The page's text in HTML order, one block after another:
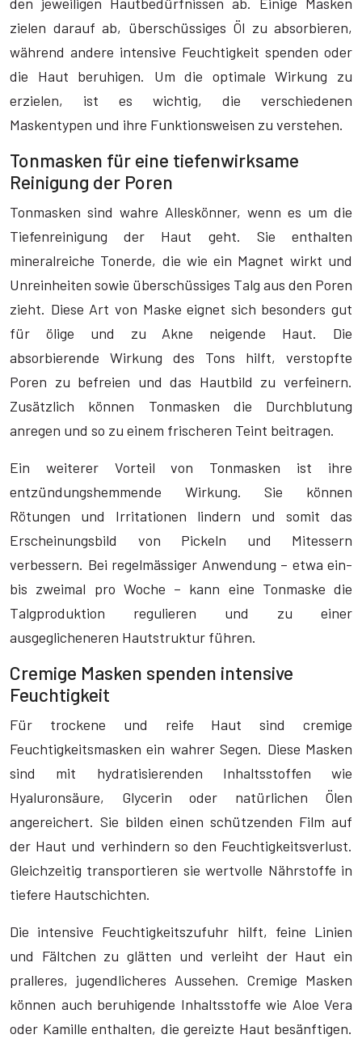
zielen darauf ab, überschüssiges Öl zu absorbieren,
während andere intensive Feuchtigkeit spenden oder
die Haut beruhigen. Um die optimale Wirkung zu
erzielen, ist es wichtig, die verschiedenen
Maskentypen und ihre Funktionsweisen zu verstehen.
Tonmasken für eine tiefenwirksame
Reinigung der Poren
Tonmasken sind wahre Alleskönner, wenn es um die
Tiefenreinigung der Haut geht. Sie enthalten
mineralreiche Tonerde, die wie ein Magnet wirkt und
Unreinheiten sowie überschüssiges Talg aus den Poren
zieht. Diese Art von Maske eignet sich besonders gut
für ölige und zu Akne neigende Haut. Die
absorbierende Wirkung des Tons hilft, verstopfte
Poren zu befreien und das Hautbild zu verfeinern.
Zusätzlich können Tonmasken die Durchblutung
anregen und so zu einem frischeren Teint beitragen.
Ein weiterer Vorteil von Tonmasken ist ihre
entzündungshemmende Wirkung. Sie können
Rötungen und Irritationen lindern und somit das
Erscheinungsbild von Pickeln und Mitessern
verbessern. Bei regelmässiger Anwendung – etwa ein-
bis zweimal pro Woche – kann eine Tonmaske die
Talgproduktion regulieren und zu einer
ausgeglicheneren Hautstruktur führen.
Cremige Masken spenden intensive
Feuchtigkeit
Für trockene und reife Haut sind cremige
Feuchtigkeitsmasken ein wahrer Segen. Diese Masken
sind mit hydratisierenden Inhaltsstoffen wie
Hyaluronsäure, Glycerin oder natürlichen Ölen
angereichert. Sie bilden einen schützenden Film auf
der Haut und verhindern so den Feuchtigkeitsverlust.
Gleichzeitig transportieren sie wertvolle Nährstoffe in
tiefere Hautschichten.
Die intensive Feuchtigkeitszufuhr hilft, feine Linien
und Fältchen zu glätten und verleiht der Haut ein
pralleres, jugendlicheres Aussehen. Cremige Masken
können auch beruhigende Inhaltsstoffe wie Aloe Vera
oder Kamille enthalten, die gereizte Haut besänftigen.